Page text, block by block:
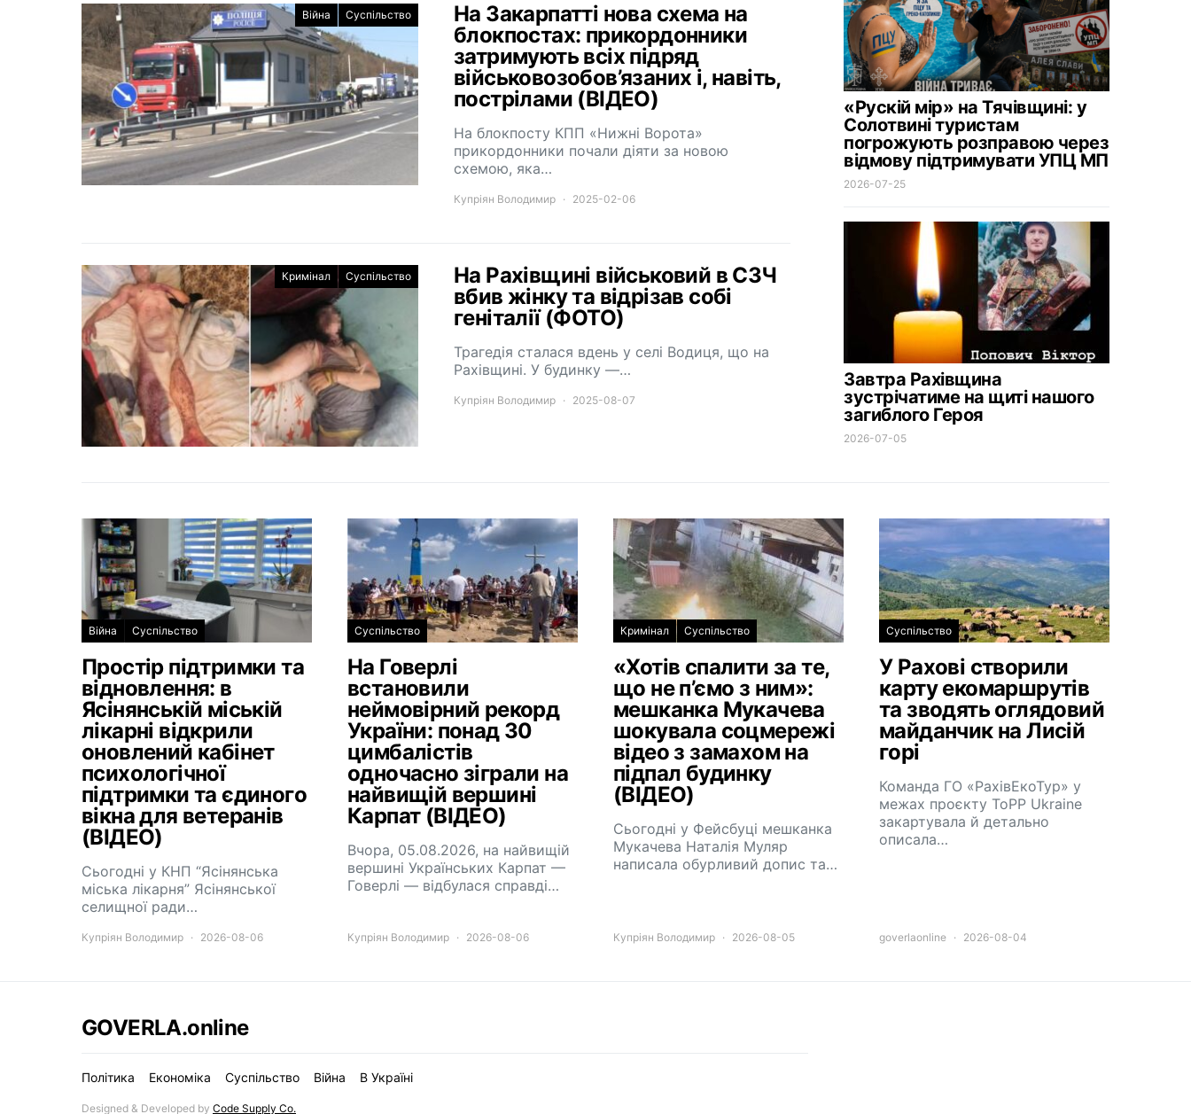
Війна Суспільство
На Закарпатті нова схема на
блокпостах: прикордонники
затримують всіх підряд
військовозобов’язаних і, навіть,
пострілами (ВІДЕО)
На блокпосту КПП «Нижні Ворота»
прикордонники почали діяти за новою
схемою, яка…
Купріян Володимир 2025-02-06
Кримінал Суспільство
На Рахівщині військовий в СЗЧ
вбив жінку та відрізав собі
геніталії (ФОТО)
Трагедія сталася вдень у селі Водиця, що на
Рахівщині. У будинку —…
Купріян Володимир 2025-08-07
«Рускій мір» на Тячівщині: у
Солотвині туристам
погрожують розправою через
відмову підтримувати УПЦ МП
2026-07-25
Завтра Рахівщина
зустрічатиме на щиті нашого
загиблого Героя
2026-07-05
Війна Суспільство
Простір підтримки та
відновлення: в
Ясінянській міській
лікарні відкрили
оновлений кабінет
психологічної
підтримки та єдиного
вікна для ветеранів
(ВІДЕО)
Сьогодні у КНП “Ясінянська
міська лікарня” Ясінянської
селищної ради…
Купріян Володимир 2026-08-06
Суспільство
На Говерлі
встановили
неймовірний рекорд
України: понад 30
цимбалістів
одночасно зіграли на
найвищій вершині
Карпат (ВІДЕО)
Вчора, 05.08.2026, на найвищій
вершині Українських Карпат —
Говерлі — відбулася справді…
Купріян Володимир 2026-08-06
Кримінал Суспільство
«Хотів спалити за те,
що не п’ємо з ним»:
мешканка Мукачева
шокувала соцмережі
відео з замахом на
підпал будинку
(ВІДЕО)
Сьогодні у Фейсбуці мешканка
Мукачева Наталія Муляр
написала обурливий допис та…
Купріян Володимир 2026-08-05
Суспільство
У Рахові створили
карту екомаршрутів
та зводять оглядовий
майданчик на Лисій
горі
Команда ГО «РахівЕкоТур» у
межах проєкту ToPP Ukraine
закартувала й детально
описала…
goverlaonline 2026-08-04
GOVERLA.online
Політика Економіка Суспільство Війна В Україні
Designed & Developed by Code Supply Co.